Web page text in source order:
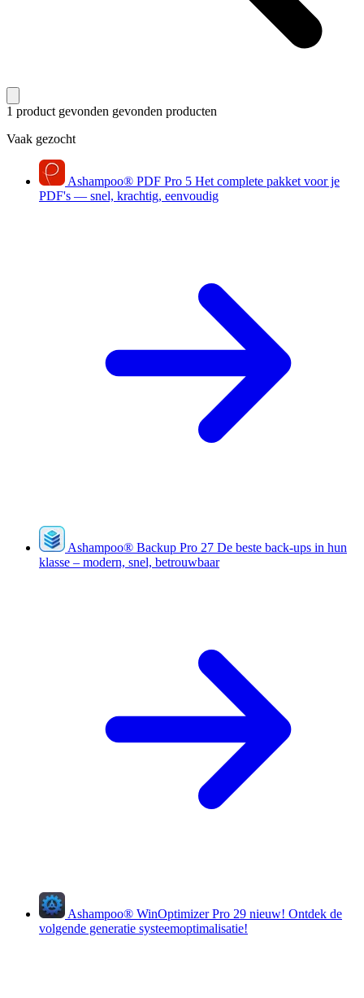
1 product gevonden gevonden producten
Vaak gezocht
Ashampoo® PDF Pro 5 Het complete pakket voor je
PDF's — snel, krachtig, eenvoudig
Ashampoo® Backup Pro 27 De beste back-ups in hun
klasse – modern, snel, betrouwbaar
Ashampoo® WinOptimizer Pro 29 nieuw! Ontdek de
volgende generatie systeemoptimalisatie!